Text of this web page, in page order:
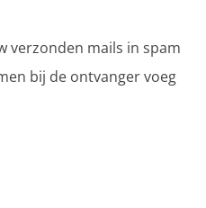
verzonden mails in spam
bij de ontvanger voeg